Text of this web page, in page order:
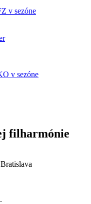
v sezóne
v sezóne
filharmónie